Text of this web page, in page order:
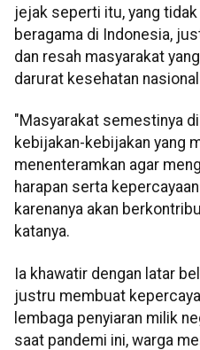
jejak seperti itu, yang
beragama di Indonesia,
dan resah masyarakat
darurat kesehatan nasional
"Masyarakat semestinya
kebijakan-kebijakan yang
menenteramkan agar
harapan serta
karenanya akan
katanya.
Ia khawatir dengan latar
justru membuat
lembaga penyiaran milik
saat pandemi ini, warga